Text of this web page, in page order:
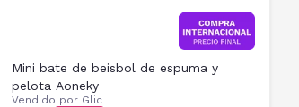
Mini bate de beisbol de espuma y
pelota Aoneky
Vendido por Glic